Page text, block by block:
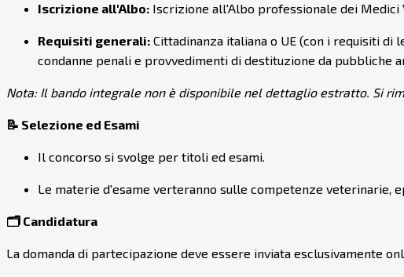
Iscrizione all'Albo: Iscrizione all'Albo professionale dei Medici
Requisiti generali: Cittadinanza italiana o UE (con i requisiti di
condanne penali e provvedimenti di destituzione da pubbliche
Nota: Il bando integrale non è disponibile nel dettaglio estratto. Si
📝 Selezione ed Esami
Il concorso si svolge per titoli ed esami.
Le materie d'esame verteranno sulle competenze veterinarie,
🗂️ Candidatura
La domanda di partecipazione deve essere inviata esclusivamente